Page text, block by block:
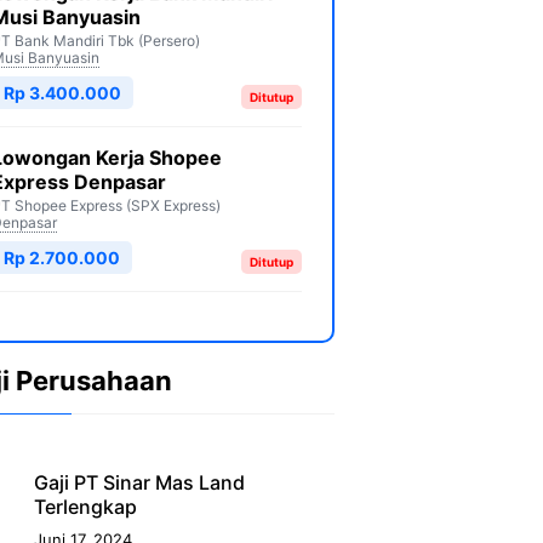
Banyuasin
Bank Mandiri Tbk (Persero)
Banyuasin
Ditutup
Rp 3.400.000
Kerja Shopee
Denpasar
Shopee Express (SPX Express)
Ditutup
Rp 2.700.000
Perusahaan
Gaji PT Sinar Mas Land
Terlengkap